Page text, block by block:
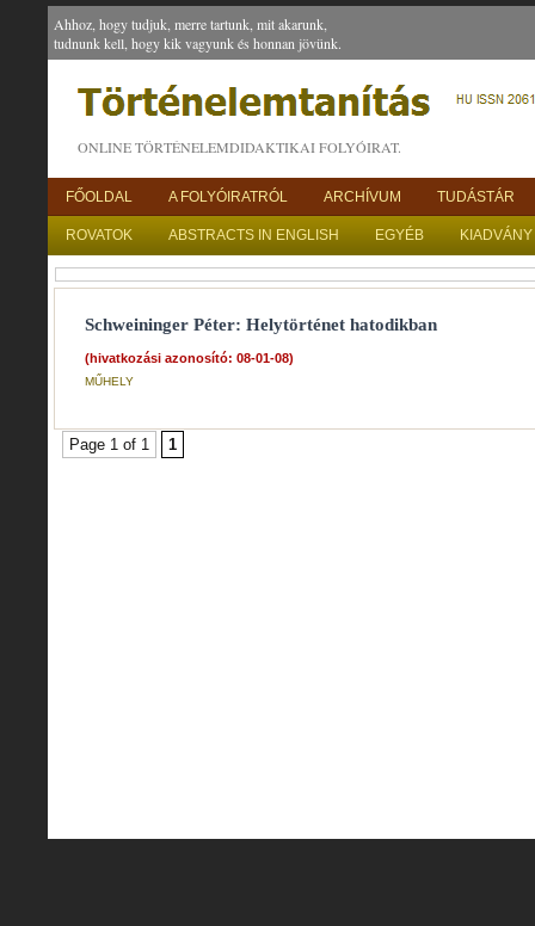
Ahhoz, hogy tudjuk, merre tartunk, mit akarunk,
tudnunk kell, hogy kik vagyunk és honnan jövünk.
ONLINE TÖRTÉNELEMDIDAKTIKAI FOLYÓIRAT.
FŐOLDAL A FOLYÓIRATRÓL ARCHÍVUM TUDÁSTÁR
ROVATOK ABSTRACTS IN ENGLISH EGYÉB
Schweininger Péter: Helytörténet hatodikban
(hivatkozási azonosító: 08-01-08)
MŰHELY
Page 1 of 1 1